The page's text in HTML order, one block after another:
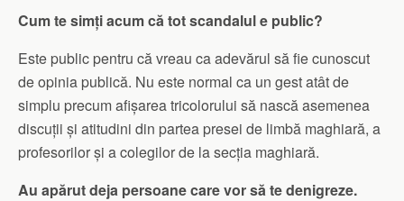
Cum te simți acum că tot scandalul e public?
Este public pentru că vreau ca adevărul să fie cunoscut
de opinia publică. Nu este normal ca un gest atât de
simplu precum afișarea tricolorului să nască asemenea
discuții și atitudini din partea presei de limbă maghiară, a
profesorilor și a colegilor de la secția maghiară.
Au apărut deja persoane care vor să te denigreze.